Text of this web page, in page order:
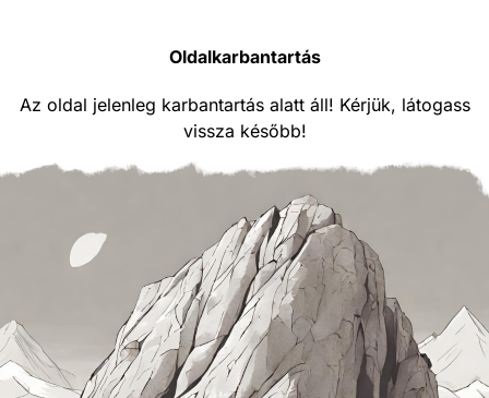
Oldalkarbantartás
Az oldal jelenleg karbantartás alatt áll! Kérjük, látogass
vissza később!